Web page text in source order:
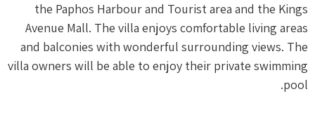
the Paphos Harbour and Tourist area and the Kings
Avenue Mall. The villa enjoys comfortable living areas
and balconies with wonderful surrounding views. The
villa owners will be able to enjoy their private swimming
pool.